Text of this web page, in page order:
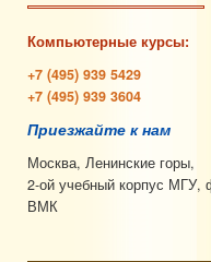
Компьютерные курсы:
+7 (495) 939 5429
+7 (495) 939 3604
Приезжайте к нам
Москва, Ленинские горы,
2-ой учебный корпус МГУ,
ВМК